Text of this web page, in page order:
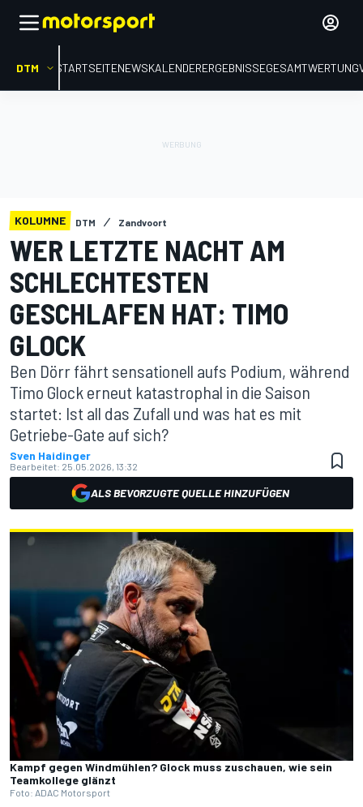
DTM STARTSEITENEWSKALENDERERGEBNISSEGESAMTWERTUNG
KOLUMNE DTM Zandvoort
WER LETZTE NACHT AM
SCHLECHTESTEN
GESCHLAFEN HAT: TIMO
GLOCK
Ben Dörr fährt sensationell aufs Podium, während
Timo Glock erneut katastrophal in die Saison
startet: Ist all das Zufall und was hat es mit
Getriebe-Gate auf sich?
Sven Haidinger
Bearbeitet: 25.05.2026, 13:32
ALS BEVORZUGTE QUELLE HINZUFÜGEN
Kampf gegen Windmühlen? Glock muss zuschauen, wie sein
Teamkollege glänzt
Foto: ADAC Motorsport